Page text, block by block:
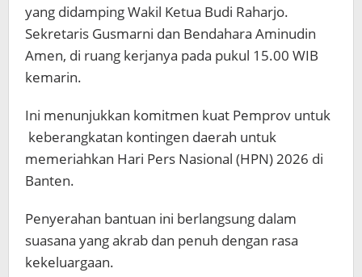
yang didamping Wakil Ketua Budi Raharjo.
Sekretaris Gusmarni dan Bendahara Aminudin
Amen, di ruang kerjanya pada pukul 15.00 WIB
kemarin.
Ini menunjukkan komitmen kuat Pemprov untuk
keberangkatan kontingen daerah untuk
memeriahkan Hari Pers Nasional (HPN) 2026 di
Banten.
Penyerahan bantuan ini berlangsung dalam
suasana yang akrab dan penuh dengan rasa
kekeluargaan.